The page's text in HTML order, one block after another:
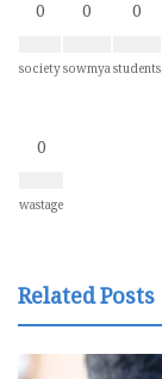
0
society
0
sowmya
0
students
0
wastage
Related Posts